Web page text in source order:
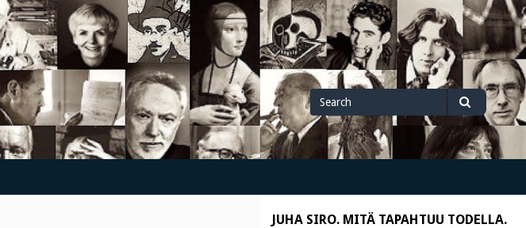
Search
for
Search
JUHA SIRO. MITÄ TAPAHTUU TODELLA.